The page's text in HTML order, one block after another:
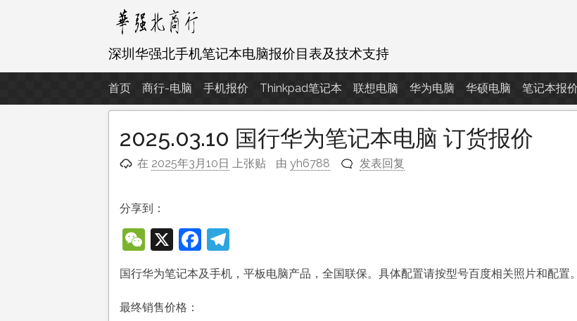
内
深圳华强北手机笔记本电脑报价目表及技术支持
首页 商行-电脑 手机报价 Thinkpad笔记本 联想电脑 华为电脑 华硕电脑 笔记本报
2025.03.10 国行华为笔记本电脑 订货报价
在 2025年3月10日 上张贴 由yh6788 发表回复
分享到：
WeChat
X Facebook
Telegram
国行华为笔记本及手机，平板电脑产品，全国联保。具体配置请按型号百度相关照片和配置。
最终销售价格：